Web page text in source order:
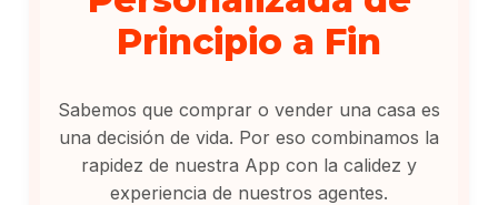
Principio a Fin
Sabemos que comprar o vender una casa es
una decisión de vida. Por eso combinamos la
rapidez de nuestra App con la calidez y
experiencia de nuestros agentes.